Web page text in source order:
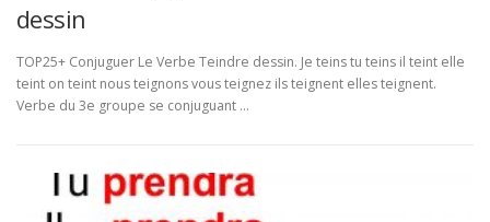
dessin
TOP25+ Conjuguer Le Verbe Teindre dessin. Je teins tu teins il teint elle
teint on teint nous teignons vous teignez ils teignent elles teignent.
Verbe du 3e groupe se conjuguant …